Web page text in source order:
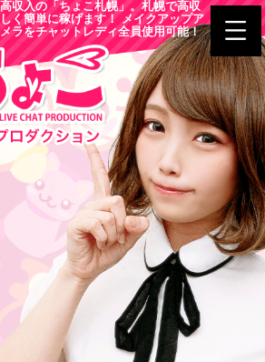
収入の「ちょこ札幌」。札幌で高収
く簡単に稼げます！ メイクアップア
ラをチャットレディ全員使用可能！